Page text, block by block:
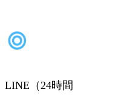
LINE（24時間